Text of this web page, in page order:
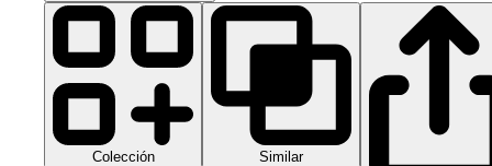
Colección Similar